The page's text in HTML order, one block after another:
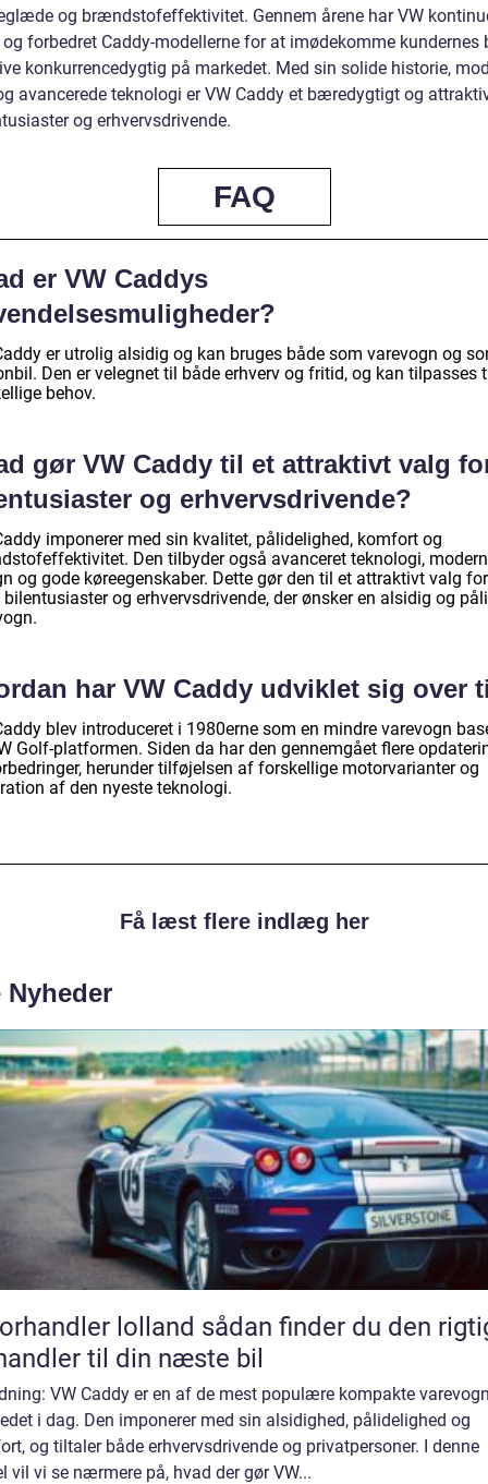
og brændstofeffektivitet. Gennem årene har VW
forbedret Caddy-modellerne for at imødekomme kundernes
konkurrencedygtig på markedet. Med sin solide historie,
avancerede teknologi er VW Caddy et bæredygtigt og
og erhvervsdrivende.
FAQ
er VW Caddys
er utrolig alsidig og kan bruges både som varevogn og
Den er velegnet til både erhverv og fritid, og kan tilpasses
behov.
gør VW Caddy til et attraktivt valg
og erhvervsdrivende?
imponerer med sin kvalitet, pålidelighed, komfort og
Den tilbyder også avanceret teknologi,
og gode køreegenskaber. Dette gør den til et attraktivt valg for
bilentusiaster og erhvervsdrivende, der ønsker en alsidig og
har VW Caddy udviklet sig over
blev introduceret i 1980erne som en mindre varevogn
Golf-platformen. Siden da har den gennemgået flere
herunder tilføjelsen af forskellige motorvarianter og
af den nyeste teknologi.
Få læst flere indlæg her
Nyheder
lolland sådan finder du den rigtige
til din næste bil
VW Caddy er en af de mest populære kompakte
i dag. Den imponerer med sin alsidighed, pålidelighed og
og tiltaler både erhvervsdrivende og privatpersoner. I denne
vil vi se nærmere på, hvad der gør VW...